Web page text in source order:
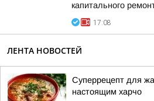
капитального
17:08
ЛЕНТА НОВОСТЕЙ
Суперрецепт для
настоящим харчо